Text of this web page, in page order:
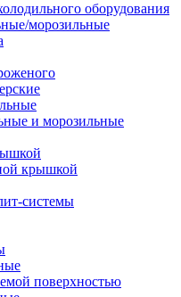
оборудования
морозильные
и морозильные
крышкой
системы
поверхностью